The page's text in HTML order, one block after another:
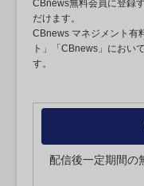
CBnews無料会員に登録
だけます。
CBnews マネジメント有
ト」「CBnews」におい
す。
配信後一定期間の